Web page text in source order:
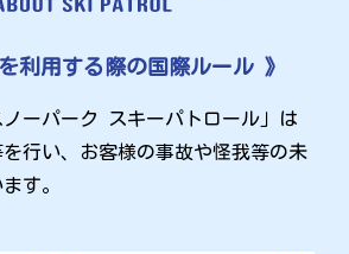
利用する際の国際ルール 》
ーパーク スキーパトロール」は
行い、お客様の事故や怪我等の未
す。